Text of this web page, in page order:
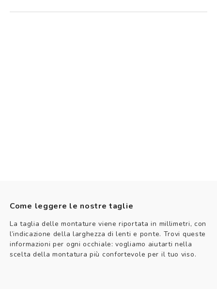
Come leggere le nostre taglie
La taglia delle montature viene riportata in millimetri, con
l’indicazione della larghezza di lenti e ponte. Trovi queste
informazioni per ogni occhiale: vogliamo aiutarti nella
scelta della montatura più confortevole per il tuo viso.